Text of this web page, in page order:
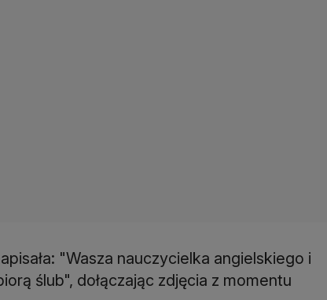
"Wasza nauczycielka angielskiego i
ślub", dołączając zdjęcia z momentu